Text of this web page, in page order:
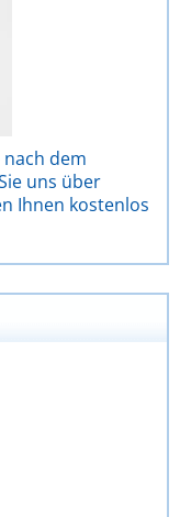
dem
uns über
Ihnen kostenlos